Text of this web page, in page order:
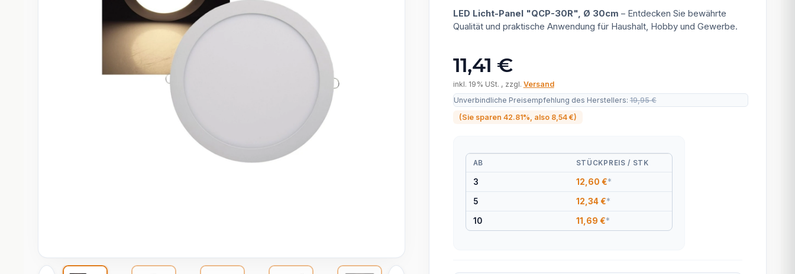
LED Licht-Panel "QCP-30R", Ø 30cm – Entdecken Sie bewährte
Qualität und praktische Anwendung für Haushalt, Hobby und Gewerbe.
11,41 €
inkl. 19% USt. , zzgl. Versand
Unverbindliche Preisempfehlung des Herstellers:19,95 €
(Sie sparen 42.81% , also 8,54 €)
AB STÜCKPREIS / STK
3 12,60 €*
5 12,34 €*
10 11,69 €*